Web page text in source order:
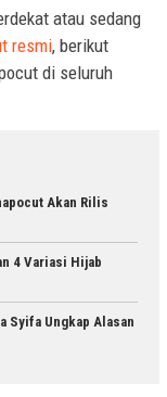
atau sedang
resmi, berikut
di seluruh
Akan Rilis
4 Variasi Hijab
Syifa Ungkap Alasan